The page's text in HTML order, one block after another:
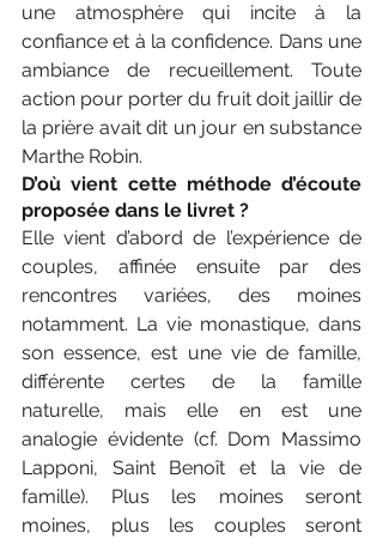
une atmosphère qui incite à la
confiance et à la confidence. Dans une
ambiance de recueillement. Toute
action pour porter du fruit doit jaillir de
la prière avait dit un jour en substance
Marthe Robin.
D’où vient cette méthode d’écoute
proposée dans le livret ?
Elle vient d’abord de l’expérience de
couples, affinée ensuite par des
rencontres variées, des moines
notamment. La vie monastique, dans
son essence, est une vie de famille,
différente certes de la famille
naturelle, mais elle en est une
analogie évidente (cf. Dom Massimo
Lapponi, Saint Benoît et la vie de
famille). Plus les moines seront
moines, plus les couples seront